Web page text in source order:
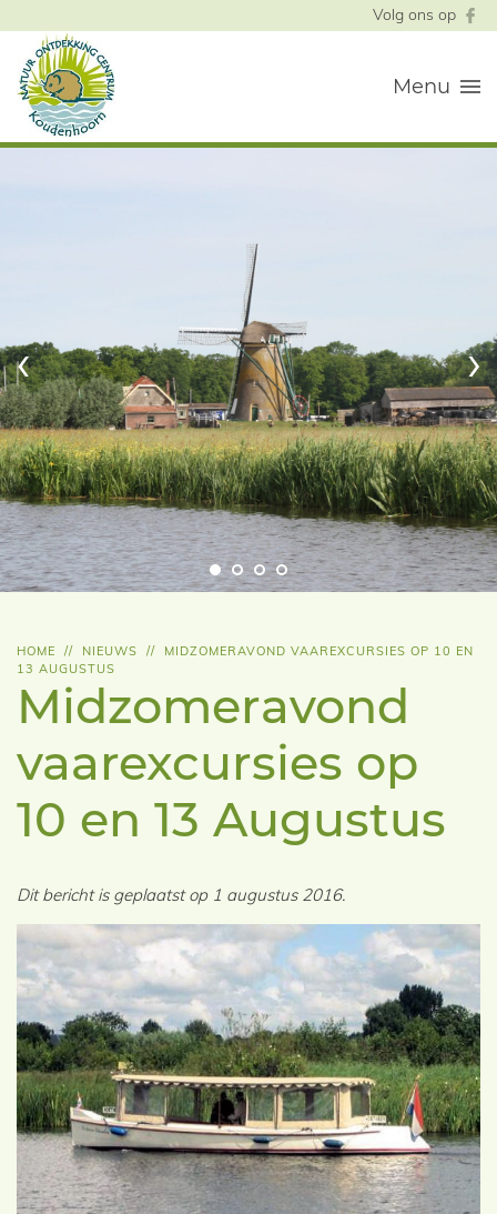
Volg ons op
Menu
‹ ›
HOME // NIEUWS // MIDZOMERAVOND VAAREXCURSIES OP 10 EN
13 AUGUSTUS
Midzomeravond
vaarexcursies op
10 en 13 Augustus
Dit bericht is geplaatst op 1 augustus 2016.